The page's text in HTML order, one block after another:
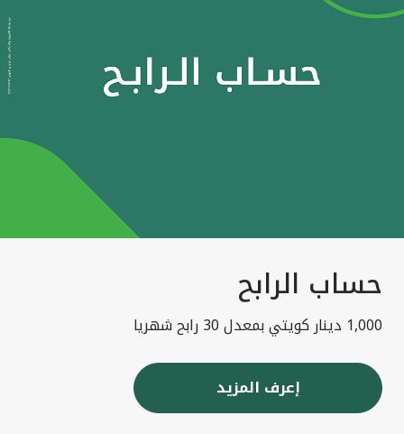
حساب الرابح
1,000 دينار كويتي بمعدل 30 رابح شهريا
إعرف المزيد